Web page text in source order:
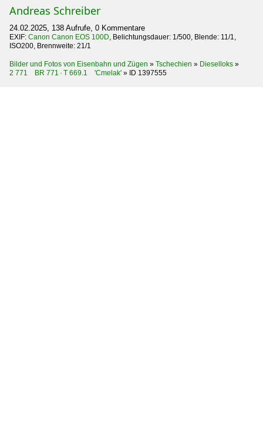
Andreas Schreiber
24.02.2025, 138 Aufrufe, 0 Kommentare
EXIF: Canon Canon EOS 100D, Belichtungsdauer: 1/500, Blende: 11/1,
ISO200, Brennweite: 21/1
Bilder und Fotos von Eisenbahn und Zügen » Tschechien » Dieselloks »
2 771 BR 771 · T 669.1 'Cmelak' » ID 1397555